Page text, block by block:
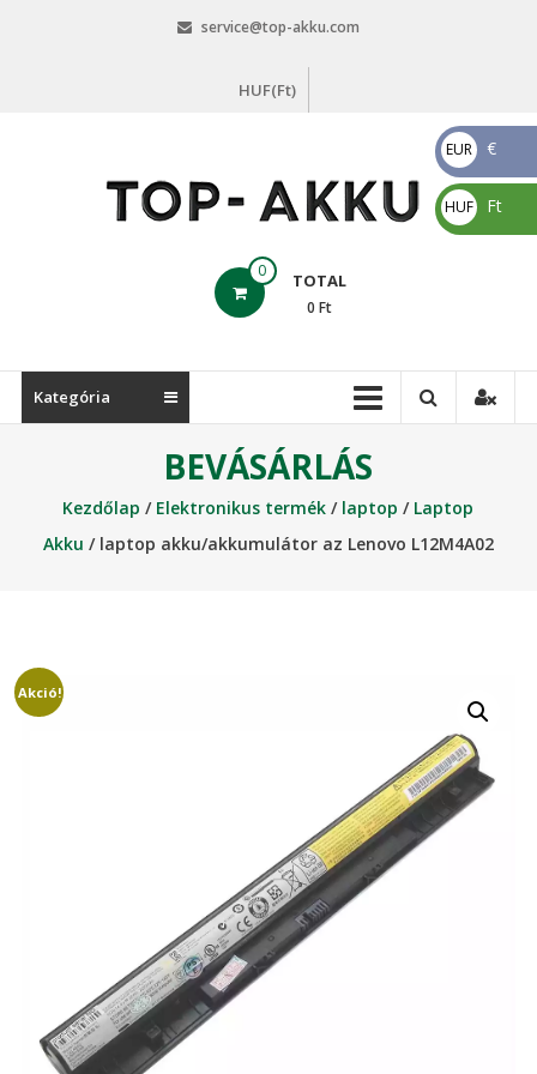
service@top-akku.com
HUF(Ft)
akku.com
0 TOTAL
0 Ft
Kategória
BEVÁSÁRLÁS
Kezdőlap / Elektronikus termék / laptop / Laptop
Akku / laptop akku/akkumulátor az Lenovo L12M4A02
Akció!
EUR
€
€
HUF
Ft
Ft